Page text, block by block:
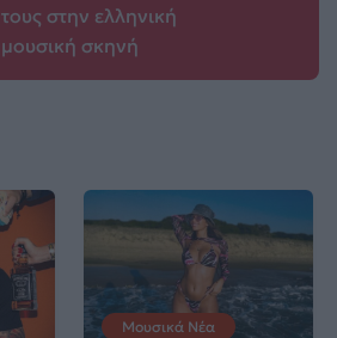
τους στην ελληνική
μουσική σκηνή
Μουσικά Νέα